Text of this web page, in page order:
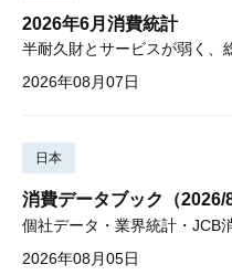
2026年6月消費統計
2026年08月07日
日本
消費データブック（2026/
2026年08月05日